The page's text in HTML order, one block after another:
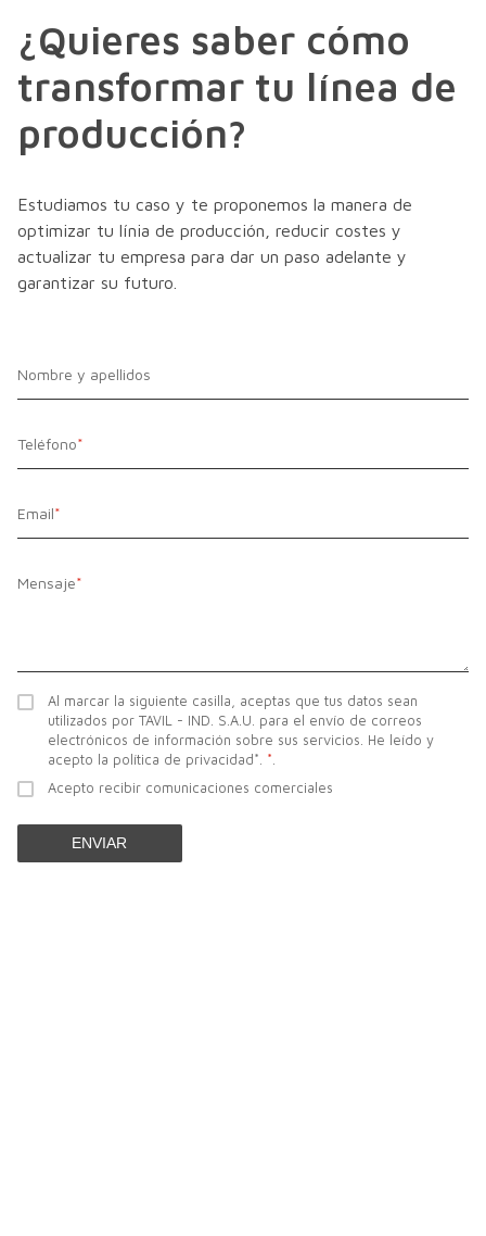
¿Quieres saber cómo
transformar tu línea de
producción?
Estudiamos tu caso y te proponemos la manera de
optimizar tu línia de producción, reducir costes y
actualizar tu empresa para dar un paso adelante y
garantizar su futuro.
Nombre y apellidos
Teléfono*
Email*
Mensaje*
Al marcar la siguiente casilla, aceptas que tus datos sean
utilizados por TAVIL - IND. S.A.U. para el envío de correos
electrónicos de información sobre sus servicios. He leído y
acepto la política de privacidad*. *.
Acepto recibir comunicaciones comerciales
ENVIAR